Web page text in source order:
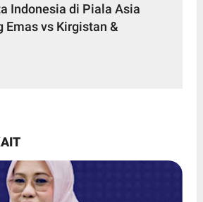
Indonesia di Piala Asia
Emas vs Kirgistan &